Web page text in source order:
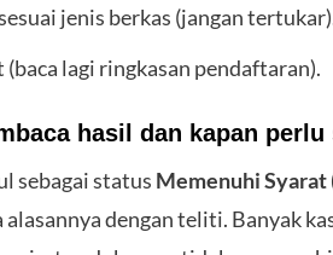
jenis berkas (jangan
lagi ringkasan pendaftaran).
hasil dan kapan perlu
sebagai status Memenuhi Syarat
alasannya dengan teliti. Banyak